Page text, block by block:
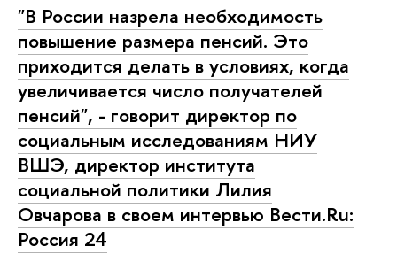
"В России назрела необходимость
повышение размера пенсий. Это
приходится делать в условиях, когда
увеличивается число получателей
пенсий", - говорит директор по
социальным исследованиям НИУ
ВШЭ, директор института
социальной политики Лилия
Овчарова в своем интервью Вести.Ru:
Россия 24